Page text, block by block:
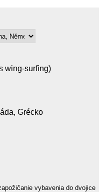
wing-surfing)
Grécko
vybavenia do dvojice